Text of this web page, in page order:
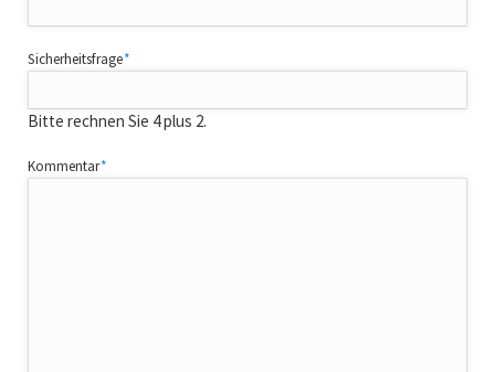
Pflichtfeld
Sicherheitsfrage*
Bitte rechnen Sie 4 plus 2.
Pflichtfeld
Kommentar*